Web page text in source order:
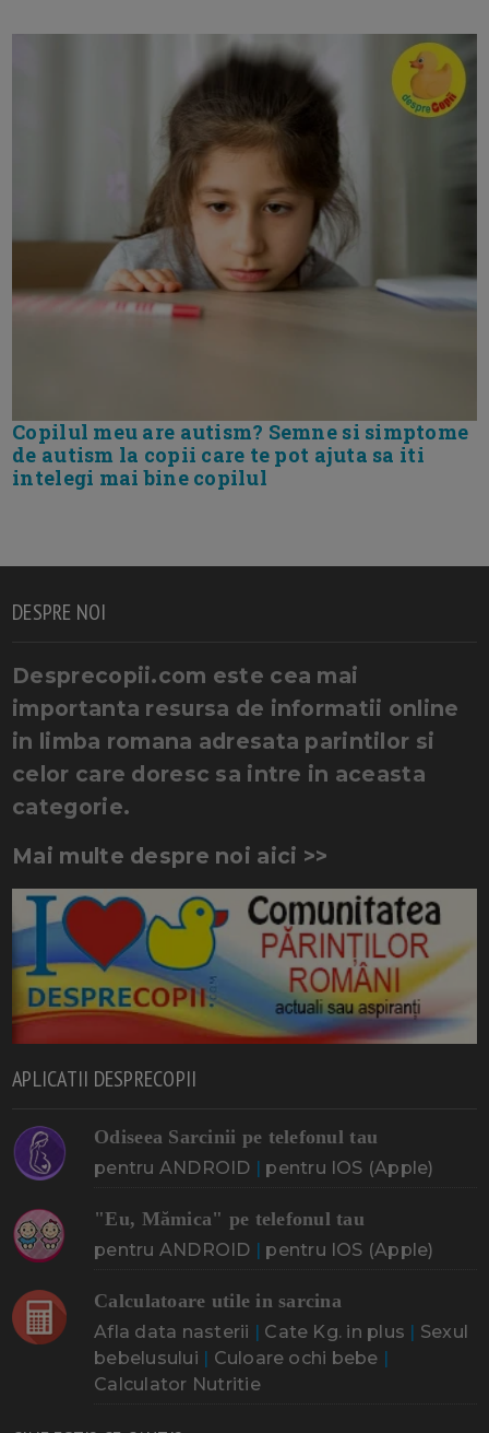
Copilul meu are autism? Semne si simptome
de autism la copii care te pot ajuta sa iti
intelegi mai bine copilul
DESPRE NOI
Desprecopii.com este cea mai
importanta resursa de informatii online
in limba romana adresata parintilor si
celor care doresc sa intre in aceasta
categorie.
Mai multe despre noi aici >>
APLICATII DESPRECOPII
Odiseea Sarcinii pe telefonul tau
pentru ANDROID | pentru IOS (Apple)
"Eu, Mămica" pe telefonul tau
pentru ANDROID | pentru IOS (Apple)
Calculatoare utile in sarcina
Afla data nasterii | Cate Kg. in plus | Sexul
bebelusului | Culoare ochi bebe |
Calculator Nutritie